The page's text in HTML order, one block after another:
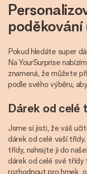
Pokud hledáte super
Na YourSurprise
znamená, že můžete
podle svého výběru,
Dárek od celé
Jsme si jisti, že váš
dárek od celé vaší
třídy, nahrajte ji do
dárek od celé své
rozhodnout pro hrnek,